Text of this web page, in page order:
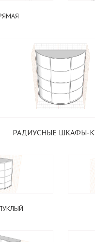
ПОДОБРАТЬ
РАДИУСНЫЕ ШКАФЫ-